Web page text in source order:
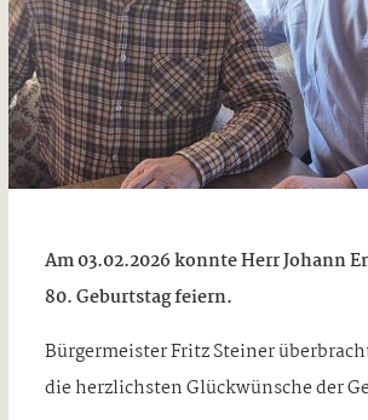
Am 03.02.2026 konnte Herr Johann
80. Geburtstag feiern.
Bürgermeister Fritz Steiner
die herzlichsten Glückwünsche der